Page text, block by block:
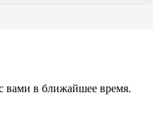
вами в ближайшее время.